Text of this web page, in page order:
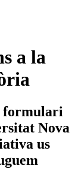
a la
formulari
Nova
us